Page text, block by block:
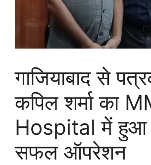
गाजियाबाद से
कपिल शर्मा का
Hospital में हुआ
सफल ऑपरेशन